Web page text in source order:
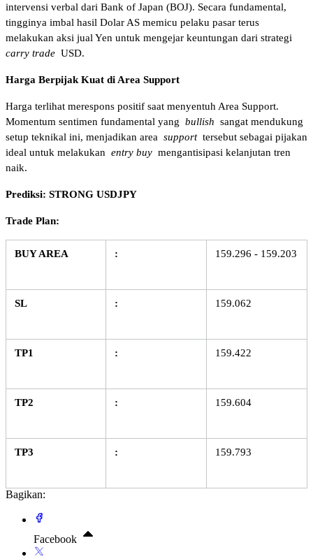
intervensi verbal dari Bank of Japan (BOJ). Secara fundamental,
tingginya imbal hasil Dolar AS memicu pelaku pasar terus
carry trade USD.
Harga Berpijak Kuat di Area Support
Harga terlihat merespons positif saat menyentuh Area Support.
Momentum sentimen fundamental yang bullish sangat mendukung
setup teknikal ini, menjadikan area support tersebut sebagai pijakan
ideal untuk melakukan entry buy mengantisipasi kelanjutan tren
naik.
Prediksi: STRONG USDJPY
Trade Plan:
BUY AREA : 159.296 - 159.203
SL : 159.062
TP1 : 159.422
TP2 : 159.604
TP3 : 159.793
Bagikan:
Facebook